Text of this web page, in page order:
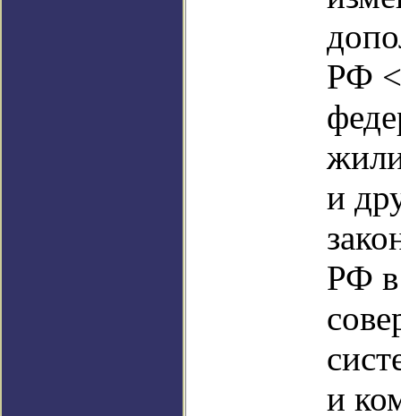
РФ
и
РФ в
и